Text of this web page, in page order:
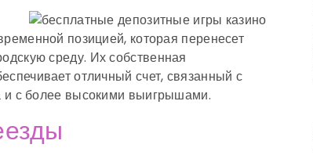
позицией, которая перенесет
среду. Их собственная
отличный счет, связанный с
с более высокими выигрышами.